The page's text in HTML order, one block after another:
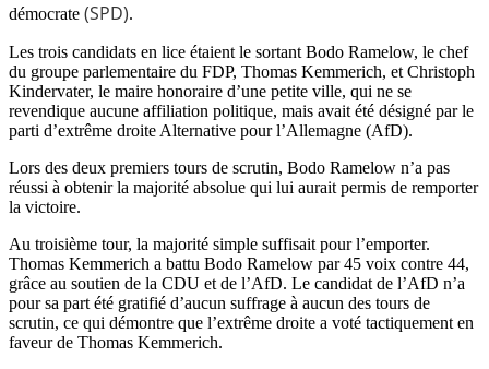
démocrate (SPD).
Les trois candidats en lice étaient le sortant Bodo Ramelow, le chef
du groupe parlementaire du FDP, Thomas Kemmerich, et Christoph
Kindervater, le maire honoraire d’une petite ville, qui ne se
revendique aucune affiliation politique, mais avait été désigné par le
parti d’extrême droite Alternative pour l’Allemagne (AfD).
Lors des deux premiers tours de scrutin, Bodo Ramelow n’a pas
réussi à obtenir la majorité absolue qui lui aurait permis de remporter
la victoire.
Au troisième tour, la majorité simple suffisait pour l’emporter.
Thomas Kemmerich a battu Bodo Ramelow par 45 voix contre 44,
grâce au soutien de la CDU et de l’AfD. Le candidat de l’AfD n’a
pour sa part été gratifié d’aucun suffrage à aucun des tours de
scrutin, ce qui démontre que l’extrême droite a voté tactiquement en
faveur de Thomas Kemmerich.